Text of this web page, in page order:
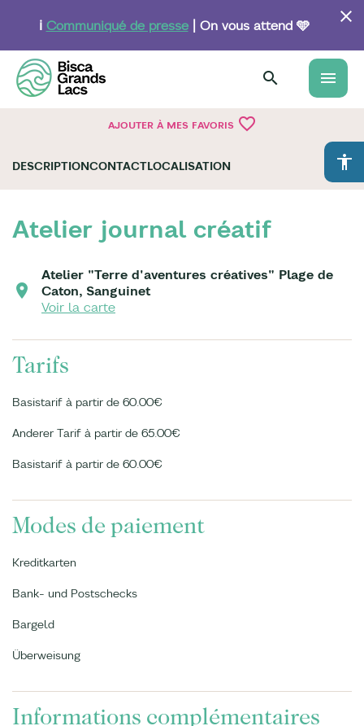
principal
ℹ️ Communiqué de presse| On vous attend 🩵
menu
AJOUTER À MES FAVORIS favorite_border
accessibility
DESCRIPTIONCONTACTLOCALISATION
Atelier journal créatif
Atelier "Terre d'aventures créatives" Plage de
Caton, Sanguinet
Voir la carte
Tarifs
Basistarif à partir de 60.00€
Anderer Tarif à partir de 65.00€
Basistarif à partir de 60.00€
Modes de paiement
Kreditkarten
Bank- und Postschecks
Bargeld
Überweisung
Informations complémentaires